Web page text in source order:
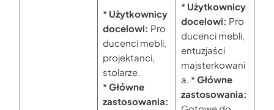
* Użytkownicy
docelowi: Pro
ducenci mebli,
projektanci,
stolarze.
*Główne
zastosowania:
* Użytkownicy
docelowi: Pro
ducenci mebli,
entuzjaści
majsterkowani
a. *Główne
zastosowania: